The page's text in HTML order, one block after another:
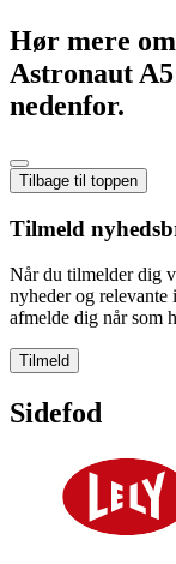
Hør mere
Astronaut
nedenfor.
Tilbage til toppen
Tilmeld
Når du tilmelder dig
nyheder og
afmelde dig når som
Tilmeld
Sidefod